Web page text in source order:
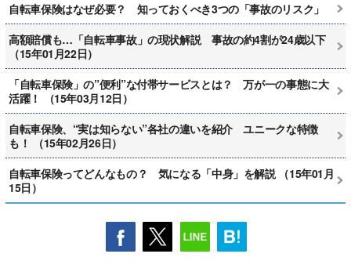
自転車保険はなぜ必要？ 知っておくべき3つの「事故のリスク」
高額賠償も…「自転車事故」の現状解説 事故の約4割が24歳以下
（15年01月22日）
「自転車保険」の”便利”な付帯サービスとは？ 万が一の事態に大
活躍！ （15年03月12日）
自転車保険、“実は知らない”各社の違いを紹介 ユニークな特徴
も！ （15年02月26日）
自転車保険ってどんなもの？ 気になる「中身」を解説 （15年01月
15日）